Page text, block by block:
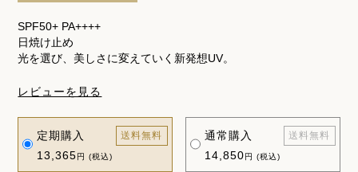
SPF50+ PA++++
日焼け止め
光を選び、美しさに変えていく新発想UV。
レビューを見る
定期購入 送料無料
13,365円 (税込)
通常購入 送料無料
14,850円 (税込)